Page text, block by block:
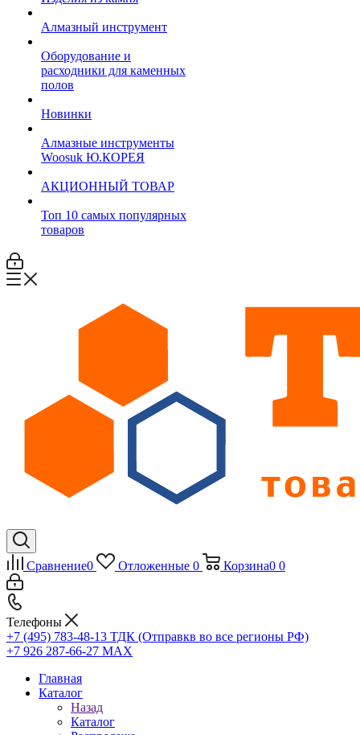
Алмазный инструмент
Оборудование и
расходники для каменных
полов
Новинки
Алмазные инструменты
Woosuk Ю.КОРЕЯ
АКЦИОННЫЙ ТОВАР
Топ 10 самых популярных
товаров
Сравнение0 Отложенные 0 Корзина0 0
Телефоны
+7 (495) 783-48-13 ТДК (Отправкв во все регионы РФ)
+7 926 287-66-27 МАХ
Главная
Каталог
Назад
Каталог